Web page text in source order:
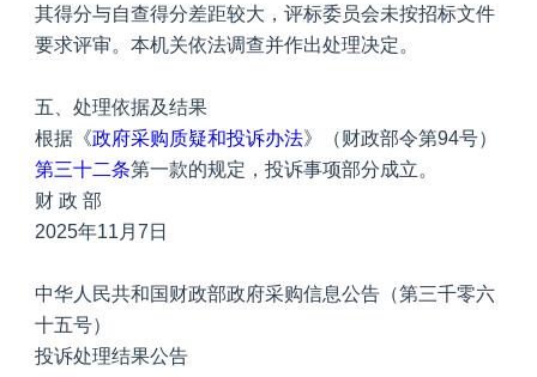
其得分与自查得分差距较大，评标委员会未按招标文件
要求评审。本机关依法调查并作出处理决定。
五、处理依据及结果
根据《政府采购质疑和投诉办法》（财政部令第94号）
第三十二条第一款的规定，投诉事项部分成立。
财 政 部
2025年11月7日
中华人民共和国财政部政府采购信息公告（第三千零六
十五号）
投诉处理结果公告